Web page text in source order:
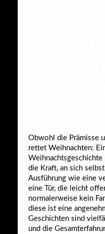
Obwohl die Prämisse
rettet Weihnachten:
Weihnachtsgeschichte
die Kraft, an sich
Ausführung wie eine
eine Tür, die leicht
normalerweise kein
diese ist eine
Geschichten sind
und die